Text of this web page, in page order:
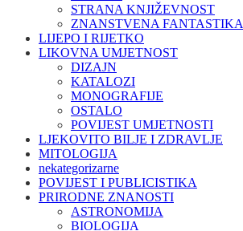
STRANA KNJIŽEVNOST
ZNANSTVENA FANTASTIKA
LIJEPO I RIJETKO
LIKOVNA UMJETNOST
DIZAJN
KATALOZI
MONOGRAFIJE
OSTALO
POVIJEST UMJETNOSTI
LJEKOVITO BILJE I ZDRAVLJE
MITOLOGIJA
nekategorizarne
POVIJEST I PUBLICISTIKA
PRIRODNE ZNANOSTI
ASTRONOMIJA
BIOLOGIJA